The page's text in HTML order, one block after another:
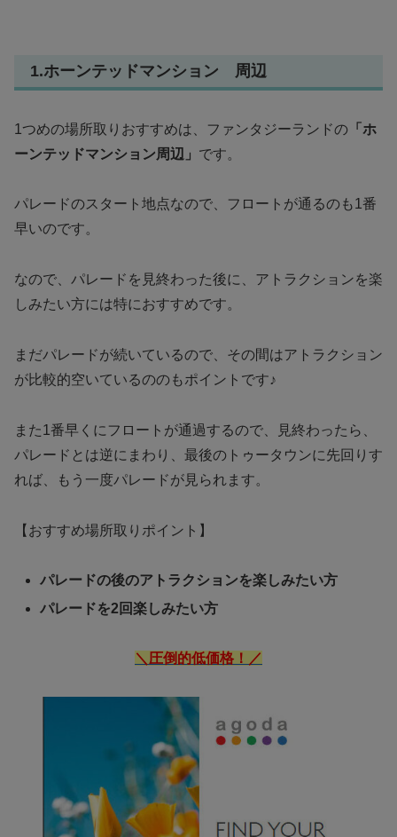
1.ホーンテッドマンション 周辺
1つめの場所取りおすすめは、ファンタジーランドの 「ホ
ーンテッドマンション周辺」 です。
パレードのスタート地点なので、フロートが通るのも1番
早いのです。
なので、パレードを見終わった後に、アトラクションを楽
しみたい方には特におすすめです。
まだパレードが続いているので、その間はアトラクション
が比較的空いているののもポイントです♪
また1番早くにフロートが通過するので、見終わったら、
パレードとは逆にまわり、最後のトゥータウンに先回りす
れば、もう一度パレードが見られます。
【おすすめ場所取りポイント】
パレードの後のアトラクションを楽しみたい方
パレードを2回楽しみたい方
＼圧倒的低価格！／